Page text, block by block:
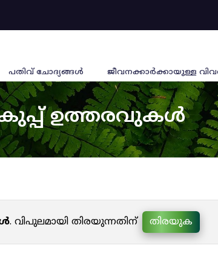
പതിവ് ചോദ്യങ്ങൾ ജീവനക്കാര്‍ക്കായുള്ള
ഉത്തരവുകൾ
. വിപുലമായി തിരയുന്നതിന് തിരയുക